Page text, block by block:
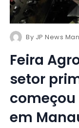
By JP News
Feira
setor
em